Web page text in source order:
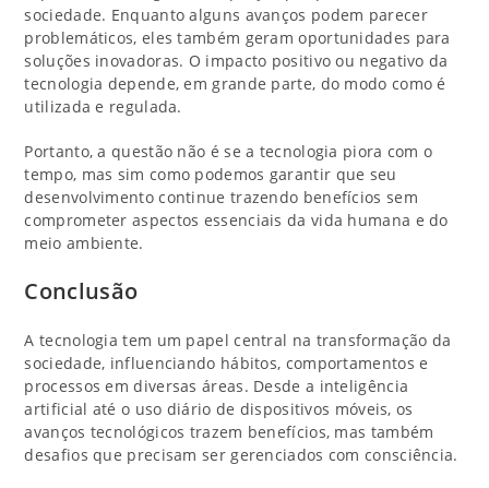
sociedade. Enquanto alguns avanços podem parecer
problemáticos, eles também geram oportunidades para
soluções inovadoras. O impacto positivo ou negativo da
tecnologia depende, em grande parte, do modo como é
utilizada e regulada.
Portanto, a questão não é se a tecnologia piora com o
tempo, mas sim como podemos garantir que seu
desenvolvimento continue trazendo benefícios sem
comprometer aspectos essenciais da vida humana e do
meio ambiente.
Conclusão
A tecnologia tem um papel central na transformação da
sociedade, influenciando hábitos, comportamentos e
processos em diversas áreas. Desde a inteligência
artificial até o uso diário de dispositivos móveis, os
avanços tecnológicos trazem benefícios, mas também
desafios que precisam ser gerenciados com consciência.